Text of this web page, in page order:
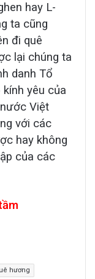
hay L-
ta cũng
đi quê
lại chúng ta
danh Tổ
yêu của
Việt
với các
hay không
của các
hương